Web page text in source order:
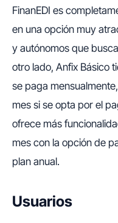
FinanEDI es
en una opción muy
y autónomos que
otro lado, Anfix Básico
se paga
mes si se opta por el
ofrece más
mes con la opción de
plan anual.
Usuarios